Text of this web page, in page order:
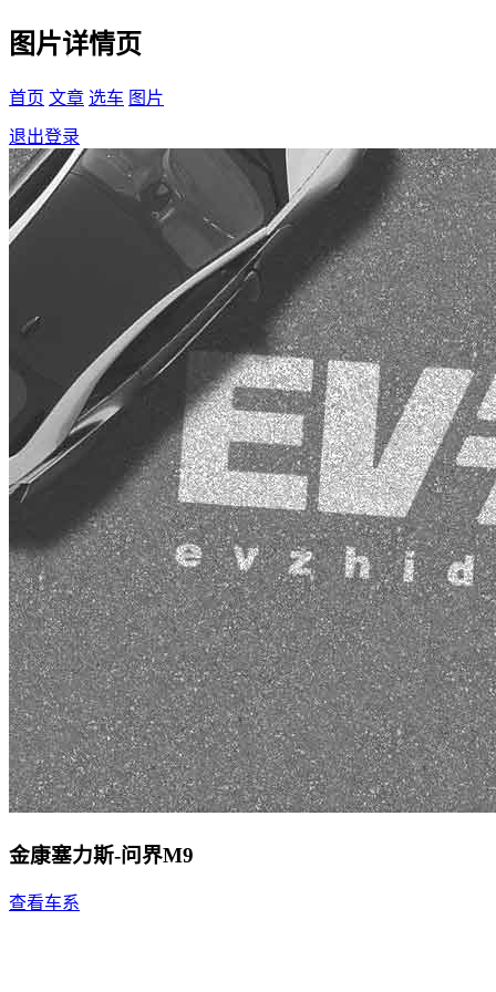
图片详情页
首页 文章 选车 图片
退出登录
金康塞力斯-问界M9
查看车系